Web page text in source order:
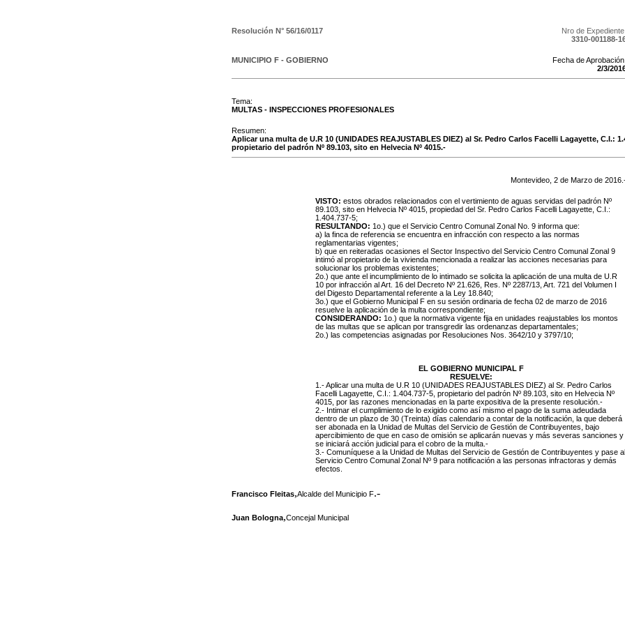
Resolución N° 56/16/0117
Nro de
3310-001188-
MUNICIPIO F - GOBIERNO
Fecha de
2/3/
Tema:
MULTAS - INSPECCIONES PROFESIONALES
Resumen:
Aplicar una multa de U.R 10 (UNIDADES REAJUSTABLES DIEZ) al Sr. Pedro Carlos Facelli Lagayette, C.I.:
propietario del padrón Nº 89.103, sito en Helvecia Nº 4015.-
Montevideo, 2 de Marzo de 2016
VISTO: estos obrados relacionados con el vertimiento de aguas servidas del padrón Nº
89.103, sito en Helvecia Nº 4015, propiedad del Sr. Pedro Carlos Facelli Lagayette, C.I.:
1.404.737-5;
RESULTANDO: 1o.) que el Servicio Centro Comunal Zonal No. 9 informa que:
a) la finca de referencia se encuentra en infracción con respecto a las normas
reglamentarias vigentes;
b) que en reiteradas ocasiones el Sector Inspectivo del Servicio Centro Comunal Zonal 9
intimó al propietario de la vivienda mencionada a realizar las acciones necesarias para
solucionar los problemas existentes;
2o.) que ante el incumplimiento de lo intimado se solicita la aplicación de una multa de U.R
10 por infracción al Art. 16 del Decreto Nº 21.626, Res. Nº 2287/13, Art. 721 del Volumen I
del Digesto Departamental referente a la Ley 18.840;
3o.) que el Gobierno Municipal F en su sesión ordinaria de fecha 02 de marzo de 2016
resuelve la aplicación de la multa correspondiente;
CONSIDERANDO: 1o.) que la normativa vigente fija en unidades reajustables los montos
de las multas que se aplican por transgredir las ordenanzas departamentales;
2o.) las competencias asignadas por Resoluciones Nos. 3642/10 y 3797/10;
EL GOBIERNO MUNICIPAL F
RESUELVE:
1.- Aplicar una multa de U.R 10 (UNIDADES REAJUSTABLES DIEZ) al Sr. Pedro Carlos
Facelli Lagayette, C.I.: 1.404.737-5, propietario del padrón Nº 89.103, sito en Helvecia Nº
4015, por las razones mencionadas en la parte expositiva de la presente resolución.-
2.- Intimar el cumplimiento de lo exigido como así mismo el pago de la suma adeudada
dentro de un plazo de 30 (Treinta) días calendario a contar de la notificación, la que deberá
ser abonada en la Unidad de Multas del Servicio de Gestión de Contribuyentes, bajo
apercibimiento de que en caso de omisión se aplicarán nuevas y más severas sanciones y
se iniciará acción judicial para el cobro de la multa.-
3.- Comuníquese a la Unidad de Multas del Servicio de Gestión de Contribuyentes y pase al
Servicio Centro Comunal Zonal Nº 9 para notificación a las personas infractoras y demás
efectos.
Francisco Fleitas,Alcalde del Municipio F.-
Juan Bologna,Concejal Municipal